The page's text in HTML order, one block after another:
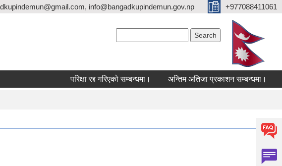
info@bangadkupindemun.gov.np +977088411061
परिक्षा रद्द गरिएको सम्बन्धमा। अन्तिम अतिजा प्रकाशन सम्बन्धमा।